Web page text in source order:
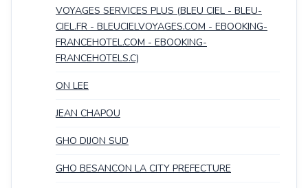
VOYAGES SERVICES PLUS (BLEU CIEL - BLEU-
CIEL.FR - BLEUCIELVOYAGES.COM - EBOOKING-
FRANCEHOTEL.COM - EBOOKING-
FRANCEHOTELS.C)
ON LEE
JEAN CHAPOU
GHO DIJON SUD
GHO BESANCON LA CITY PREFECTURE